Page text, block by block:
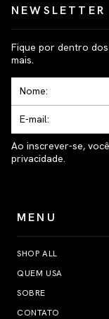
NEWSLETTER
Fique por dentro
mais.
Ao inscrever-se,
privacidade.
MENU
SHOP ALL
QUEM USA
SOBRE
CONTATO